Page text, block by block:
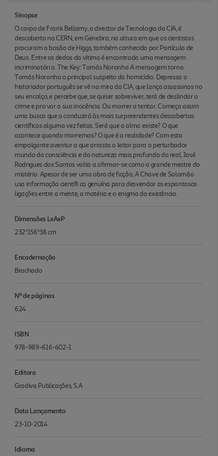
Sinopse
O corpo de Frank Bellamy, o director de Tecnologia da CIA, é
descoberto no CERN, em Genebra, na altura em que os cientistas
procuram o bosão de Higgs, também conhecido por Partícula de
Deus. Entre os dedos da vítima é encontrada uma mensagem
incriminatóri a. The Key: Tomás Noronha A mensagem torna
Tomás Noronha o principal suspeito do homicídio. Depressa o
historiador português se vê na mira da CIA, que lança assassinos no
seu encalço, e percebe que, se quiser sobreviver, terá de deslindar o
crime e pro var a sua inocência. Ou morrer a tentar. Começa assim
uma busca que o conduzirá às mais surpreendentes descobertas
científicas alguma vez feitas. Será que a alma existe? O que
acontece quando morremos? O que é a realidade? Com esta
empolgante aventur a que arrasta o leitor para o perturbador
mundo da consciência e da natureza mais profunda do real, José
Rodrigues dos Santos volta a afirmar-se como o grande mestre do
mistério. Apesar de ser uma obra de ficção, A Chave de Salomão
usa informação científi ca genuína para desvendar as espantosas
ligações entre a mente, a matéria e o enigma da existência.
Dimensões LxAxP
232*156*38 cm
Encadernação
Brochado
Nº de páginas
624
ISBN
978-989-616-602-1
Editora
Gradiva Publicações, S.A
Data Lançamento
23-10-2014
Idioma